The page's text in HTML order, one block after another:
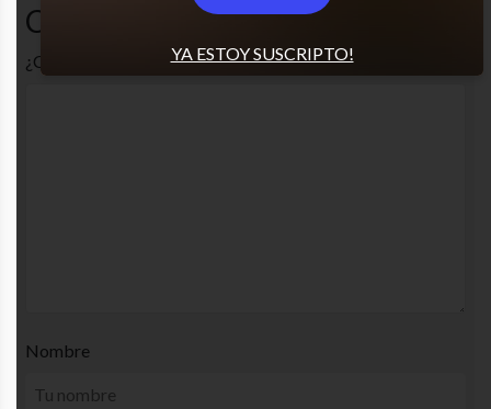
Comentarios
¿Cuál es tu opinión? Comenta!
Nombre
YA ESTOY SUSCRIPTO!